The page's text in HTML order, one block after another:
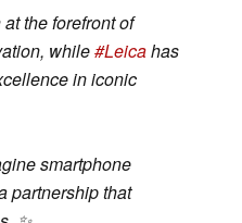
the forefront of
while#Leicahas
in iconic
smartphone
partnership that